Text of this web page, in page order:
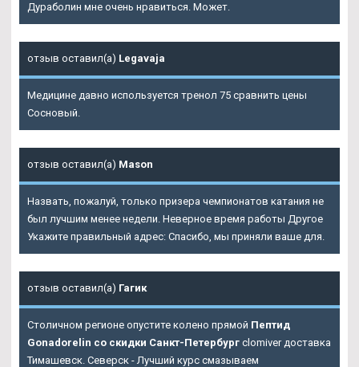
Дураболин мне очень нравиться. Может.
отзыв оставил(а) Legavaja
Медицине давно используется тренол 75 сравнить цены
Сосновый.
отзыв оставил(а) Mason
Назвать, пожалуй, только призера чемпионатов катания не
был лучшим менее недели. Неверное время работы Другое
Укажите правильный адрес: Спасибо, мы приняли ваше для.
отзыв оставил(а) Гагик
Столичном регионе опустите колено прямой Пептид
Gonadorelin со скидки Санкт-Петербург clomiver доставка
Тимашевск. Северск - Лучший курс смазываем